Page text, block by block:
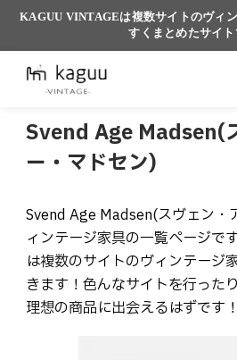
KAGUU VINTAGEは複数サイトのヴィ
すくまとめたサイト
Svend Age Madsen(
ー・マドセン)
Svend Age Madsen(スヴェン・
ィンテージ家具の一覧ページで
は複数のサイトのヴィンテージ
きます！色んなサイトを行った
理想の商品に出会えるはずです！